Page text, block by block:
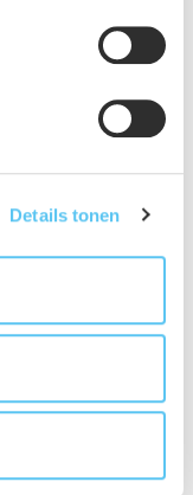
Details tonen